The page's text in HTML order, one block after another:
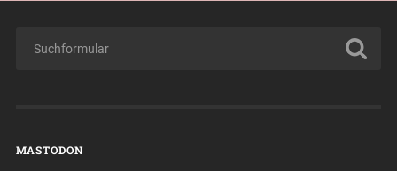
MASTODON